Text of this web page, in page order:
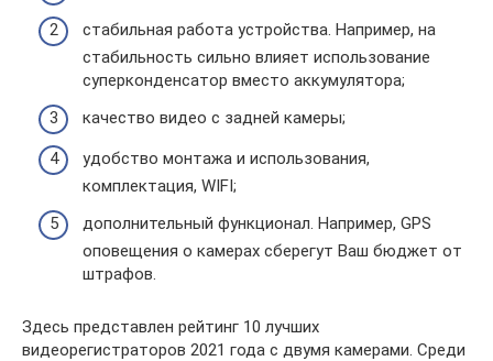
стабильная работа устройства. Например, на
стабильность сильно влияет использование
суперконденсатор вместо аккумулятора;
качество видео с задней камеры;
удобство монтажа и использования,
комплектация, WIFI;
дополнительный функционал. Например, GPS
оповещения о камерах сберегут Ваш бюджет от
штрафов.
Здесь представлен рейтинг 10 лучших
видеорегистраторов 2021 года с двумя камерами. Среди